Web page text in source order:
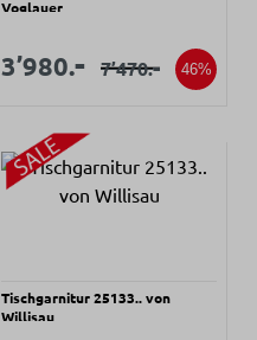
Voglauer
Verkaufspreis:
Verkaufspreis:
3’980.- Regulärer Preis:
7’470.- 46%
Tischgarnitur 25133.. von
Willisau